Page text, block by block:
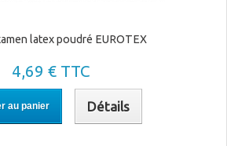
latex poudré EUROTEX
4,69 € TTC
au panier Détails